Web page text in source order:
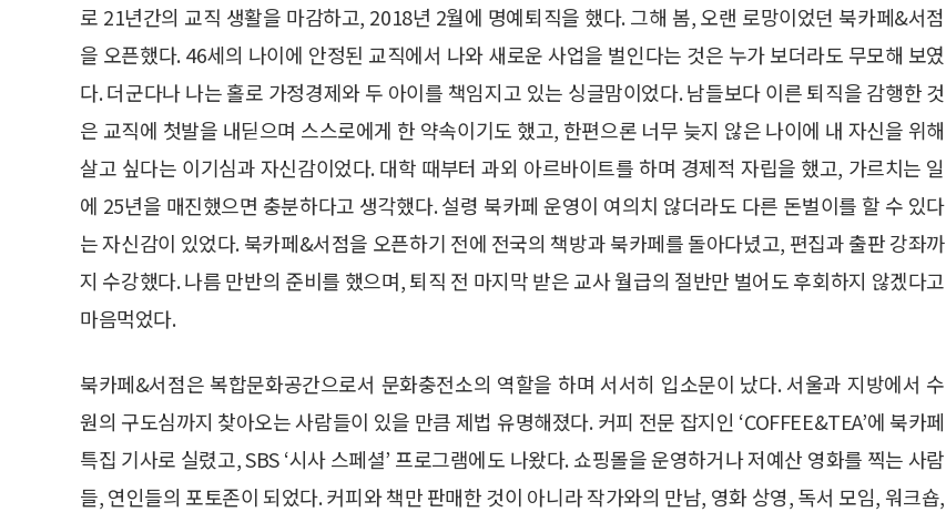
로 21년간의 교직 생활을 마감하고, 2018년 2월에 명예퇴직을 했다. 그해 봄, 오랜 로망이었던 북카페&서점
을 오픈했다. 46세의 나이에 안정된 교직에서 나와 새로운 사업을 벌인다는 것은 누가 보더라도 무모해 보였
다. 더군다나 나는 홀로 가정경제와 두 아이를 책임지고 있는 싱글맘이었다. 남들보다 이른 퇴직을 감행한 것
은 교직에 첫발을 내딛으며 스스로에게 한 약속이기도 했고, 한편으론 너무 늦지 않은 나이에 내 자신을 위해
살고 싶다는 이기심과 자신감이었다. 대학 때부터 과외 아르바이트를 하며 경제적 자립을 했고, 가르치는 일
에 25년을 매진했으면 충분하다고 생각했다. 설령 북카페 운영이 여의치 않더라도 다른 돈벌이를 할 수 있다
는 자신감이 있었다. 북카페&서점을 오픈하기 전에 전국의 책방과 북카페를 돌아다녔고, 편집과 출판 강좌까
지 수강했다. 나름 만반의 준비를 했으며, 퇴직 전 마지막 받은 교사 월급의 절반만 벌어도 후회하지 않겠다고
마음먹었다.
북카페&서점은 복합문화공간으로서 문화충전소의 역할을 하며 서서히 입소문이 났다. 서울과 지방에서 수
원의 구도심까지 찾아오는 사람들이 있을 만큼 제법 유명해졌다. 커피 전문 잡지인 ‘COFFEE&TEA’에 북카페
특집 기사로 실렸고, SBS ‘시사 스페셜’ 프로그램에도 나왔다. 쇼핑몰을 운영하거나 저예산 영화를 찍는 사람
들, 연인들의 포토존이 되었다. 커피와 책만 판매한 것이 아니라 작가와의 만남, 영화 상영, 독서 모임, 워크숍,